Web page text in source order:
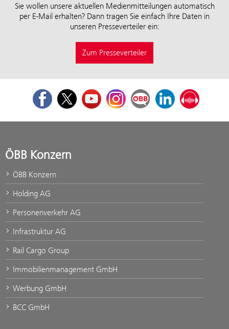
Sie wollen unsere aktuellen Medienmitteilungen automatisch
per E-Mail erhalten? Dann tragen Sie einfach Ihre Daten in
unseren Presseverteiler ein:
Zum Presseverteiler
FacebookTwitterYoutubeInstagramÖBB Corporate Blog
LinkedInPodcast
ÖBB Konzern
ÖBB Konzern
Holding AG
Personenverkehr AG
Infrastruktur AG
Rail Cargo Group
Immobilienmanagement GmbH
Werbung GmbH
BCC GmbH